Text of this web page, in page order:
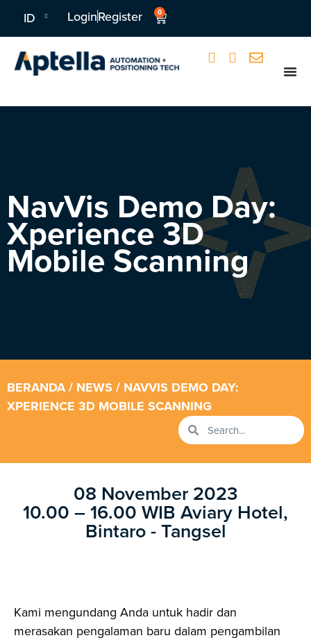
ID LoginRegister 0
NavVis Demo Day:
Xperience 3D
Mobile Scanning
BERANDA/ NEWS/ NAVVIS DEMO DAY:
XPERIENCE 3D MOBILE SCANNING
08 November 2023
10.00 – 16.00 WIB Aviary Hotel,
Bintaro - Tangsel
Kami mengundang Anda untuk hadir dan
merasakan pengalaman baru dalam pengambilan